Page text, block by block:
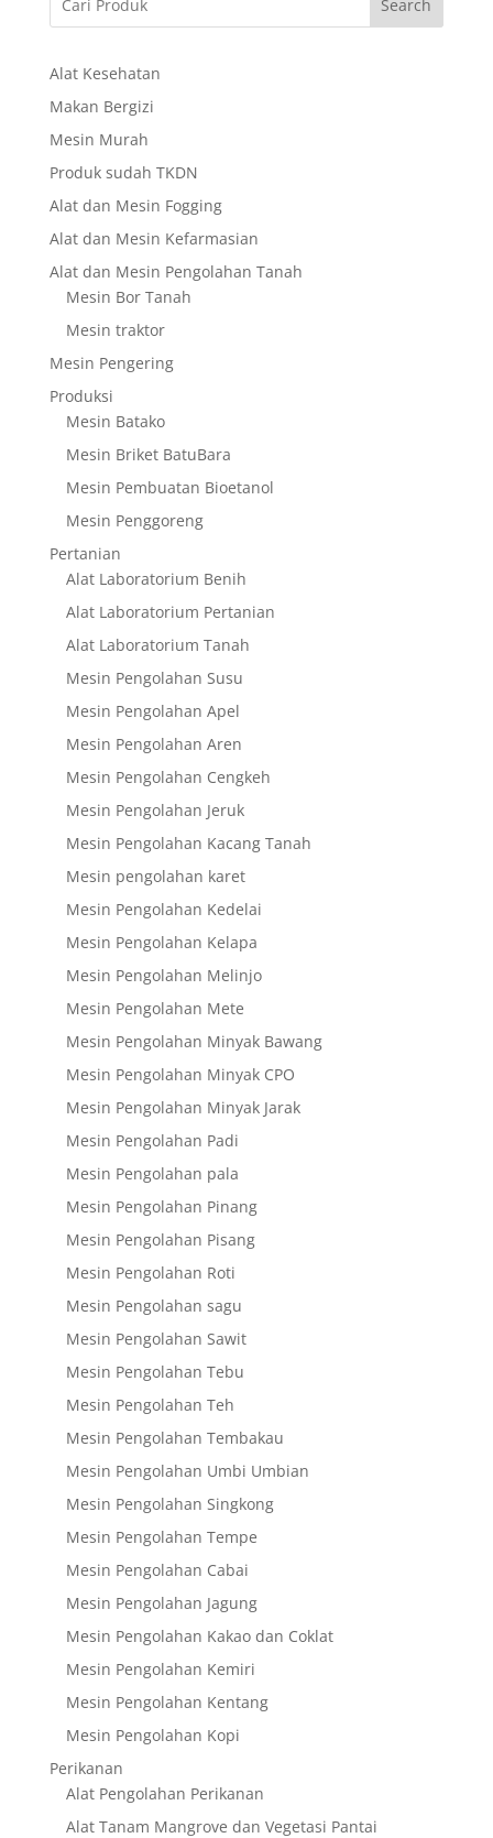
Search
Alat Kesehatan
Makan Bergizi
Mesin Murah
Produk sudah TKDN
Alat dan Mesin Fogging
Alat dan Mesin Kefarmasian
Alat dan Mesin Pengolahan Tanah
Mesin Bor Tanah
Mesin traktor
Mesin Pengering
Produksi
Mesin Batako
Mesin Briket BatuBara
Mesin Pembuatan Bioetanol
Mesin Penggoreng
Pertanian
Alat Laboratorium Benih
Alat Laboratorium Pertanian
Alat Laboratorium Tanah
Mesin Pengolahan Susu
Mesin Pengolahan Apel
Mesin Pengolahan Aren
Mesin Pengolahan Cengkeh
Mesin Pengolahan Jeruk
Mesin Pengolahan Kacang Tanah
Mesin pengolahan karet
Mesin Pengolahan Kedelai
Mesin Pengolahan Kelapa
Mesin Pengolahan Melinjo
Mesin Pengolahan Mete
Mesin Pengolahan Minyak Bawang
Mesin Pengolahan Minyak CPO
Mesin Pengolahan Minyak Jarak
Mesin Pengolahan Padi
Mesin Pengolahan pala
Mesin Pengolahan Pinang
Mesin Pengolahan Pisang
Mesin Pengolahan Roti
Mesin Pengolahan sagu
Mesin Pengolahan Sawit
Mesin Pengolahan Tebu
Mesin Pengolahan Teh
Mesin Pengolahan Tembakau
Mesin Pengolahan Umbi Umbian
Mesin Pengolahan Singkong
Mesin Pengolahan Tempe
Mesin Pengolahan Cabai
Mesin Pengolahan Jagung
Mesin Pengolahan Kakao dan Coklat
Mesin Pengolahan Kemiri
Mesin Pengolahan Kentang
Mesin Pengolahan Kopi
Perikanan
Alat Pengolahan Perikanan
Alat Tanam Mangrove dan Vegetasi Pantai